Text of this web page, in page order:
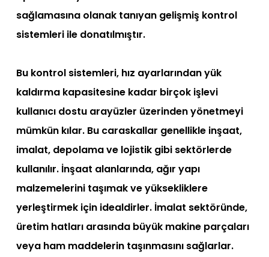
sağlamasına olanak tanıyan gelişmiş kontrol
sistemleri ile donatılmıştır.
Bu kontrol sistemleri, hız ayarlarından yük
kaldırma kapasitesine kadar birçok işlevi
kullanıcı dostu arayüzler üzerinden yönetmeyi
mümkün kılar. Bu caraskallar genellikle inşaat,
imalat, depolama ve lojistik gibi sektörlerde
kullanılır. İnşaat alanlarında, ağır yapı
malzemelerini taşımak ve yüksekliklere
yerleştirmek için idealdirler. İmalat sektöründe,
üretim hatları arasında büyük makine parçaları
veya ham maddelerin taşınmasını sağlarlar.